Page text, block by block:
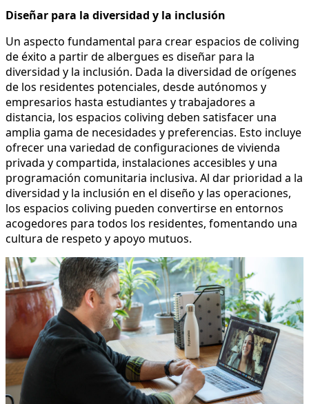
Diseñar para la diversidad y la inclusión
Un aspecto fundamental para crear espacios de coliving
de éxito a partir de albergues es diseñar para la
diversidad y la inclusión. Dada la diversidad de orígenes
de los residentes potenciales, desde autónomos y
empresarios hasta estudiantes y trabajadores a
distancia, los espacios coliving deben satisfacer una
amplia gama de necesidades y preferencias. Esto incluye
ofrecer una variedad de configuraciones de vivienda
privada y compartida, instalaciones accesibles y una
programación comunitaria inclusiva. Al dar prioridad a la
diversidad y la inclusión en el diseño y las operaciones,
los espacios coliving pueden convertirse en entornos
acogedores para todos los residentes, fomentando una
cultura de respeto y apoyo mutuos.